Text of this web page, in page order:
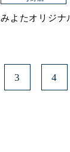
みよたオリジナ
3 4